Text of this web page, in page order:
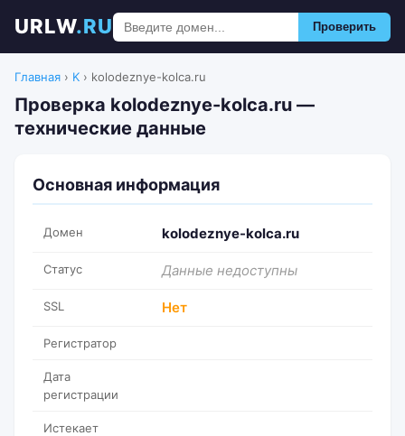
URLW.RU Проверить
Главная › K › kolodeznye-kolca.ru
Проверка kolodeznye-kolca.ru —
технические данные
Основная информация
Домен kolodeznye-kolca.ru
Статус Данные недоступны
SSL Нет
Регистратор
Дата
регистрации
Истекает